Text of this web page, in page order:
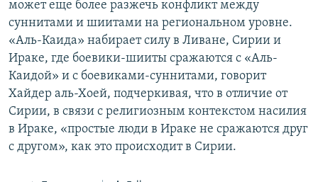
может еще более разжечь конфликт между
суннитами и шиитами на региональном уровне.
«Аль-Каида» набирает силу в Ливане, Сирии и
Ираке, где боевики-шииты сражаются с «Аль-
Каидой» и с боевиками-суннитами, говорит
Хайдер аль-Хоей, подчеркивая, что в отличие от
Сирии, в связи с религиозным контекстом насилия
в Ираке, «простые люди в Ираке не сражаются друг
с другом», как это происходит в Сирии.